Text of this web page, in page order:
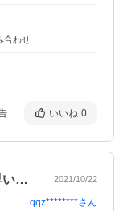
合わせ
いいね 0
私と旦那で使っているので消費が早いです… 2021/10/22
qqz********さん